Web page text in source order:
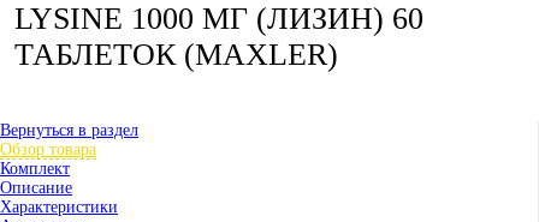
LYSINE 1000 МГ (ЛИЗИН) 60
ТАБЛЕТОК (MAXLER)
Вернуться в раздел
Обзор товара
Комплект
Описание
Характеристики